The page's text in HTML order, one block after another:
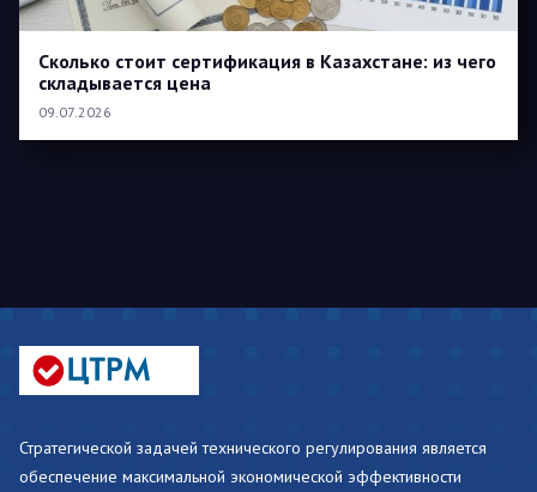
Сколько стоит сертификация в Казахстане: из чего
складывается цена
09.07.2026
Стратегической задачей технического регулирования является
обеспечение максимальной экономической эффективности